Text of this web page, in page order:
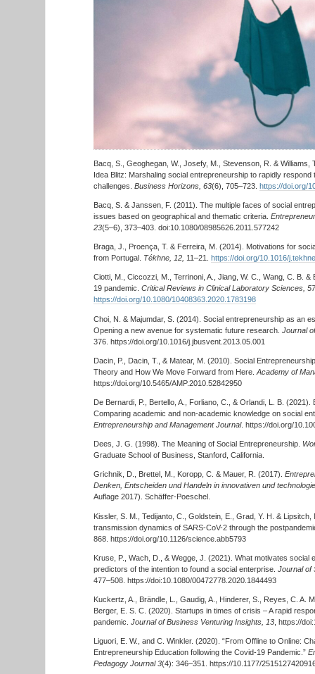
Bacq, S., Geoghegan, W., Josefy, M., Stevenson, R. & Williams,
Idea Blitz: Marshaling social entrepreneurship to rapidly respond
challenges. Business Horizons, 63(6), 705–723. https://doi.org/
Bacq, S. & Janssen, F. (2011). The multiple faces of social
issues based on geographical and thematic criteria.
23(5–6), 373–403. doi:10.1080/08985626.2011.577242
Braga, J., Proença, T. & Ferreira, M. (2014). Motivations for
from Portugal. Tékhne, 12, 11–21. https://doi.org/10.1016/
Ciotti, M., Ciccozzi, M., Terrinoni, A., Jiang, W. C., Wang, C. B.
19 pandemic. Critical Reviews in Clinical Laboratory Sciences, 57
https://doi.org/10.1080/10408363.2020.1783198
Choi, N. & Majumdar, S. (2014). Social entrepreneurship as an
Opening a new avenue for systematic future research. Journal
376. https://doi.org/10.1016/j.jbusvent.2013.05.001
Dacin, P., Dacin, T., & Matear, M. (2010). Social
Theory and How We Move Forward from Here. Academy of
https://doi.org/10.5465/AMP.2010.52842950
De Bernardi, P., Bertello, A., Forliano, C., & Orlandi, L. B. (2021).
Comparing academic and non-academic knowledge on social
Entrepreneurship and Management Journal. https://doi.org/
Dees, J. G. (1998). The Meaning of Social Entrepreneurship.
Graduate School of Business, Stanford, California.
Grichnik, D., Brettel, M., Koropp, C. & Mauer, R. (2017).
Denken, Entscheiden und Handeln in innovativen und
Auflage 2017). Schäffer-Poeschel.
Kissler, S. M., Tedijanto, C., Goldstein, E., Grad, Y. H. &
transmission dynamics of SARS-CoV-2 through the
868. https://doi.org/10.1126/science.abb5793
Kruse, P., Wach, D., & Wegge, J. (2021). What motivates social
predictors of the intention to found a social enterprise. Journal of
477–508. https://doi:10.1080/00472778.2020.1844493
Kuckertz, A., Brändle, L., Gaudig, A., Hinderer, S., Reyes, C. A.
Berger, E. S. C. (2020). Startups in times of crisis – A rapid
pandemic. Journal of Business Venturing Insights, 13 , https://
Liguori, E. W., and C. Winkler. (2020). “From Offline to Online:
Entrepreneurship Education following the Covid-19 Pandemic.”
Pedagogy Journal 3(4): 346–351. https://10.1177/